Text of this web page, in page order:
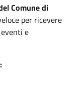
Comune di
per ricevere
e